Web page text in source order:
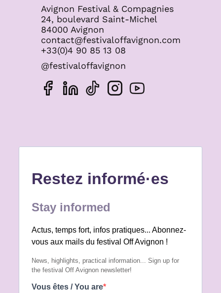
Avignon Festival & Compagnies
24, boulevard Saint-Michel
84000 Avignon
contact@festivaloffavignon.com
+33(0)4 90 85 13 08
@festivaloffavignon